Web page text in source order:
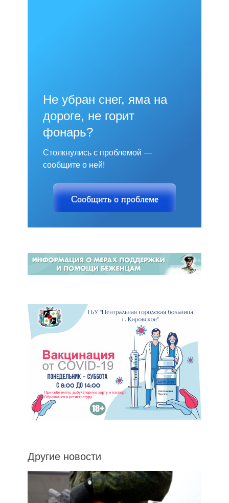
Не убран снег, яма на
дороге, не горит
фонарь?
Столкнулись с проблемой —
сообщите о ней!
Сообщить о проблеме
Другие новости